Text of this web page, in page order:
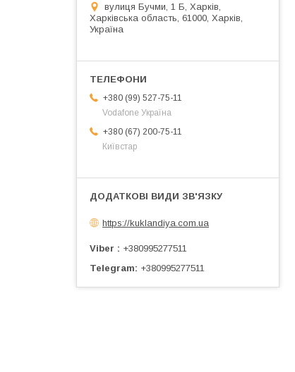
вулиця Бучми, 1 Б, Харків,
Харківська область, 61000, Харків,
Україна
+380 (99) 527-75-11
Vodafone Україна
+380 (67) 200-75-11
Київстар
https://kuklandiya.com.ua
Viber
+380995277511
Telegram
+380995277511